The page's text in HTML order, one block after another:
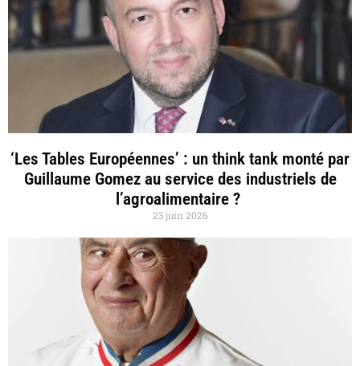
‘Les Tables Européennes’ : un think tank monté par
Guillaume Gomez au service des industriels de
l’agroalimentaire ?
23 juin 2026